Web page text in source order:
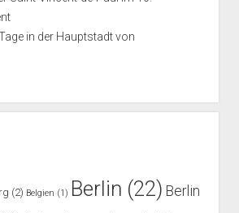
in der Hauptstadt von
(2) Belgien (1) Berlin (22) Berlin